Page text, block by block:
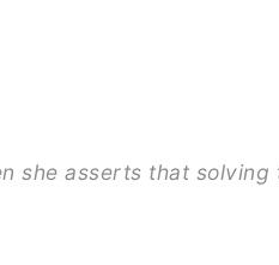
she asserts that solving